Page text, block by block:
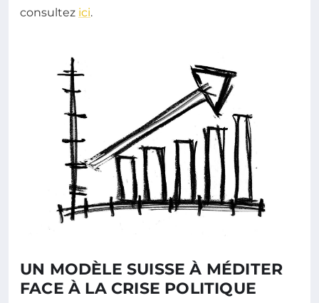
consultez ici.
UN MODÈLE SUISSE À MÉDITER
FACE À LA CRISE POLITIQUE